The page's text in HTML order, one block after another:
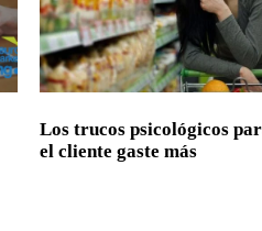
Los trucos psicológicos
el cliente gaste más